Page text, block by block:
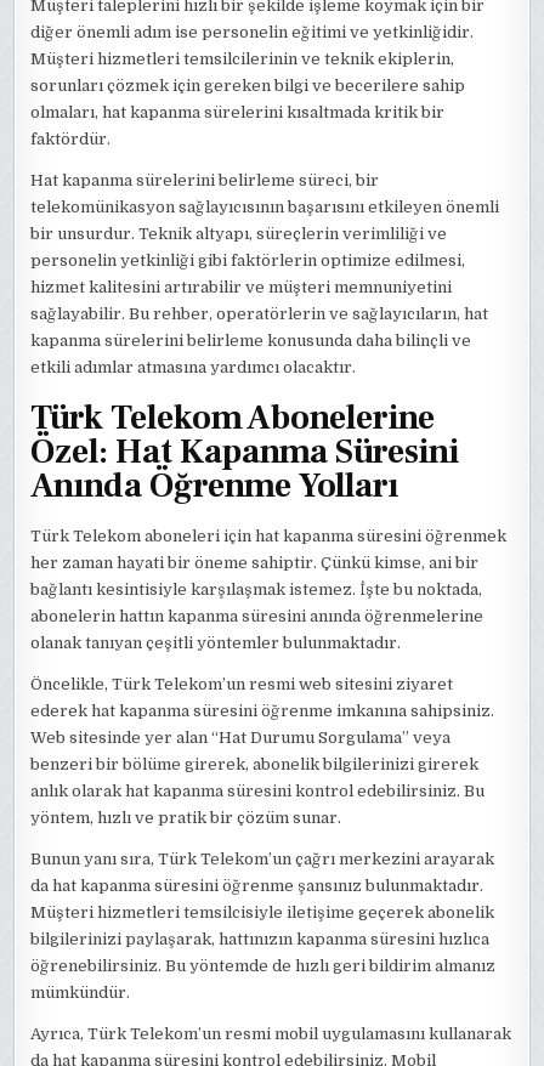
Müşteri taleplerini hızlı bir şekilde işleme koymak için bir
diğer önemli adım ise personelin eğitimi ve yetkinliğidir.
Müşteri hizmetleri temsilcilerinin ve teknik ekiplerin,
sorunları çözmek için gereken bilgi ve becerilere sahip
olmaları, hat kapanma sürelerini kısaltmada kritik bir
faktördür.
Hat kapanma sürelerini belirleme süreci, bir
telekomünikasyon sağlayıcısının başarısını etkileyen önemli
bir unsurdur. Teknik altyapı, süreçlerin verimliliği ve
personelin yetkinliği gibi faktörlerin optimize edilmesi,
hizmet kalitesini artırabilir ve müşteri memnuniyetini
sağlayabilir. Bu rehber, operatörlerin ve sağlayıcıların, hat
kapanma sürelerini belirleme konusunda daha bilinçli ve
etkili adımlar atmasına yardımcı olacaktır.
Türk Telekom Abonelerine
Özel: Hat Kapanma Süresini
Anında Öğrenme Yolları
Türk Telekom aboneleri için hat kapanma süresini öğrenmek
her zaman hayati bir öneme sahiptir. Çünkü kimse, ani bir
bağlantı kesintisiyle karşılaşmak istemez. İşte bu noktada,
abonelerin hattın kapanma süresini anında öğrenmelerine
olanak tanıyan çeşitli yöntemler bulunmaktadır.
Öncelikle, Türk Telekom’un resmi web sitesini ziyaret
ederek hat kapanma süresini öğrenme imkanına sahipsiniz.
Web sitesinde yer alan “Hat Durumu Sorgulama” veya
benzeri bir bölüme girerek, abonelik bilgilerinizi girerek
anlık olarak hat kapanma süresini kontrol edebilirsiniz. Bu
yöntem, hızlı ve pratik bir çözüm sunar.
Bunun yanı sıra, Türk Telekom’un çağrı merkezini arayarak
da hat kapanma süresini öğrenme şansınız bulunmaktadır.
Müşteri hizmetleri temsilcisiyle iletişime geçerek abonelik
bilgilerinizi paylaşarak, hattınızın kapanma süresini hızlıca
öğrenebilirsiniz. Bu yöntemde de hızlı geri bildirim almanız
mümkündür.
Ayrıca, Türk Telekom’un resmi mobil uygulamasını kullanarak
da hat kapanma süresini kontrol edebilirsiniz. Mobil